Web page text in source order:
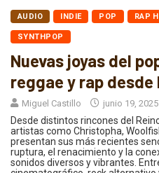
AUDIO INDIE POP RAP
SYNTHPOP
Nuevas joyas del
reggae y rap desde
Miguel Castillo junio 19, 2025
Desde distintos rincones del
artistas como Christopha,
presentan sus más recientes
ruptura, el renacimiento y la
sonidos diversos y vibrantes.